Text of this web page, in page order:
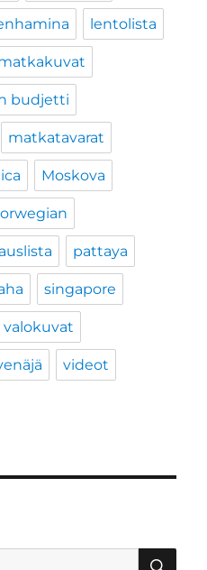
lentolista
budjetti
matkatavarat
Moskova
pattaya
singapore
valokuvat
videot